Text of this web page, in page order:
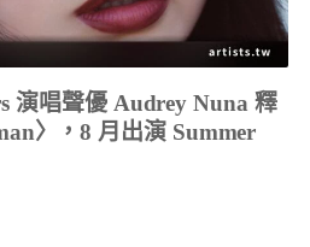
演唱聲優 Audrey Nuna 釋
〉，8 月出演 Summer